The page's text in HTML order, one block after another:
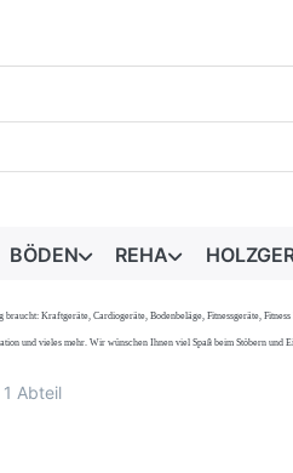
Während Sie tippen,
BÖDEN REHA
Kraftgeräte, Cardiogeräte, Bodenbeläge, Fitnessgeräte,
und vieles mehr. Wir wünschen Ihnen viel Spaß beim Stöbern und
Abteil